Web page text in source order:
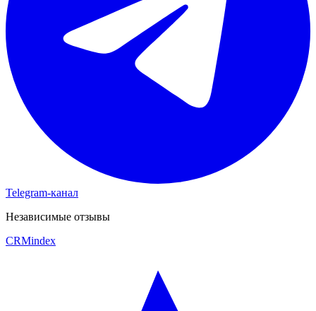
Telegram-канал
Независимые отзывы
CRMindex